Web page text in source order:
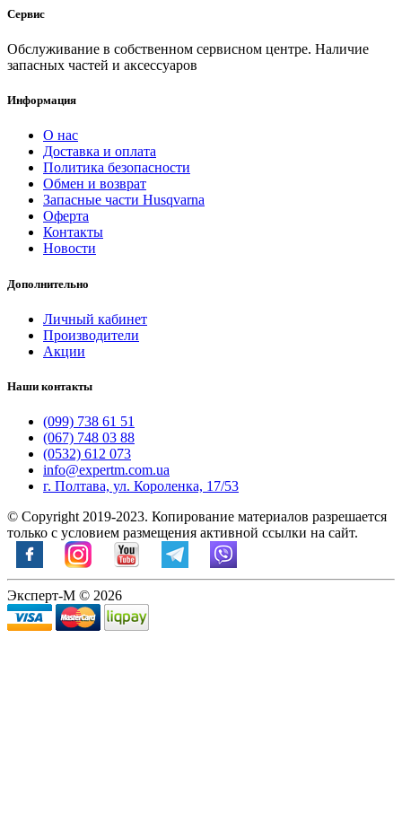
Сервис
Обслуживание в собственном сервисном центре. Наличие
запасных частей и аксессуаров
Информация
О нас
Доставка и оплата
Политика безопасности
Обмен и возврат
Запасные части Husqvarna
Оферта
Контакты
Новости
Дополнительно
Личный кабинет
Производители
Акции
Наши контакты
(099) 738 61 51
(067) 748 03 88
(0532) 612 073
info@expertm.com.ua
г. Полтава, ул. Короленка, 17/53
© Copyright 2019-2023. Копирование материалов разрешается
только с условием размещения активной ссылки на сайт.
Эксперт-М © 2026